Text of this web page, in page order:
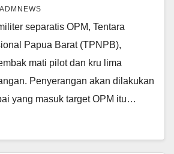
ADMNEWS
separatis OPM, Tentara
Papua Barat (TPNPB),
mati pilot dan kru lima
Penyerangan akan dilakukan
yang masuk target OPM itu…